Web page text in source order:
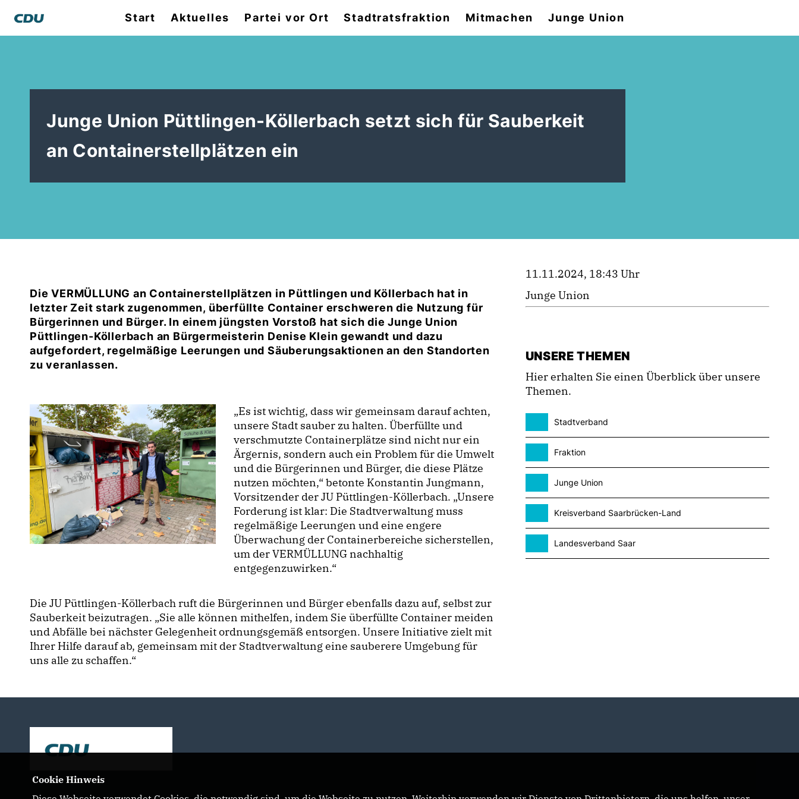
Start Aktuelles Partei vor Ort Stadtratsfraktion Mitmachen Junge Union
Junge Union Püttlingen-Köllerbach setzt sich für Sauberkeit
an Containerstellplätzen ein
Die VERMÜLLUNG an Containerstellplätzen in Püttlingen und Köllerbach hat in
letzter Zeit stark zugenommen, überfüllte Container erschweren die Nutzung für
Bürgerinnen und Bürger. In einem jüngsten Vorstoß hat sich die Junge Union
Püttlingen-Köllerbach an Bürgermeisterin Denise Klein gewandt und dazu
aufgefordert, regelmäßige Leerungen und Säuberungsaktionen an den Standorten
zu veranlassen.
Es ist wichtig, dass wir gemeinsam darauf achten,
unsere Stadt sauber zu halten. Überfüllte und
verschmutzte Containerplätze sind nicht nur ein
Ärgernis, sondern auch ein Problem für die Umwelt
und die Bürgerinnen und Bürger, die diese Plätze
nutzen möchten,“ betonte Konstantin Jungmann,
Vorsitzender der JU Püttlingen-Köllerbach. „Unsere
Forderung ist klar: Die Stadtverwaltung muss
regelmäßige Leerungen und eine engere
Überwachung der Containerbereiche sicherstellen,
um der VERMÜLLUNG nachhaltig
entgegenzuwirken.“
Die JU Püttlingen-Köllerbach ruft die Bürgerinnen und Bürger ebenfalls dazu auf, selbst zur
Sauberkeit beizutragen. „Sie alle können mithelfen, indem Sie überfüllte Container meiden
und Abfälle bei nächster Gelegenheit ordnungsgemäß entsorgen. Unsere Initiative zielt mit
Ihrer Hilfe darauf ab, gemeinsam mit der Stadtverwaltung eine sauberere Umgebung für
uns alle zu schaffen.“
11.11.2024, 18:43 Uhr
Junge Union
UNSERE THEMEN
Hier erhalten Sie einen Überblick über unsere
Themen.
Stadtverband
Fraktion
Junge Union
Kreisverband Saarbrücken-Land
Landesverband Saar
Cookie Hinweis